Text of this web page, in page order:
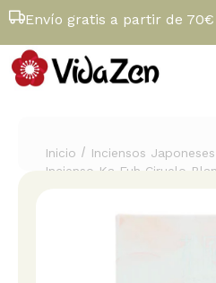
Envío gratis a partir de
Inicio / Inciensos Japoneses
Incienso Ka Fuh Ciruelo